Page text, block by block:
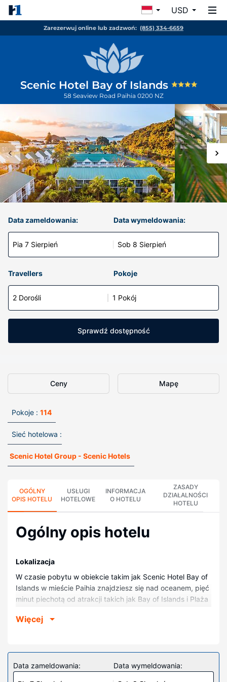
USD
Zarezerwuj online lub zadzwoń: (855) 334-6659
Scenic Hotel Bay of Islands
58 Seaview Road Paihia 0200 NZ
Data zameldowania:
Pia 7 Sierpień
Data wymeldowania:
Sob 8 Sierpień
Travellers Pokoje
2 Dorośli 1 Pokój
Sprawdź dostępność
Ceny Mapę
Pokoje : 114
Sieć hotelowa :
Scenic Hotel Group - Scenic Hotels
OGÓLNY
OPIS HOTELU
USŁUGI
HOTELOWE
INFORMACJA
O HOTELU
ZASADY
DZIAŁALNOŚCI
HOTELU
Ogólny opis hotelu
Lokalizacja
W czasie pobytu w obiekcie takim jak Scenic Hotel Bay of
Islands w mieście Paihia znajdziesz się nad oceanem, pięć
minut piechotą od atrakcji takich jak Bay of Islands i Plaża
takiej jak Kościół św. Pawła i 0,9 km od miejsca takiego jak
Poczuj się jak w domu w 114 klimatyzowanych pokojach,
których wyposażenie to lodówka. Bezpłatny przewodowy i
Więcej
Data zameldowania: Data wymeldowania: